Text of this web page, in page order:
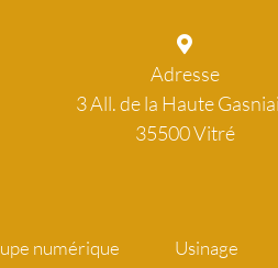
Adresse
3 All. de la Haute
35500 Vitré
numérique Usinage